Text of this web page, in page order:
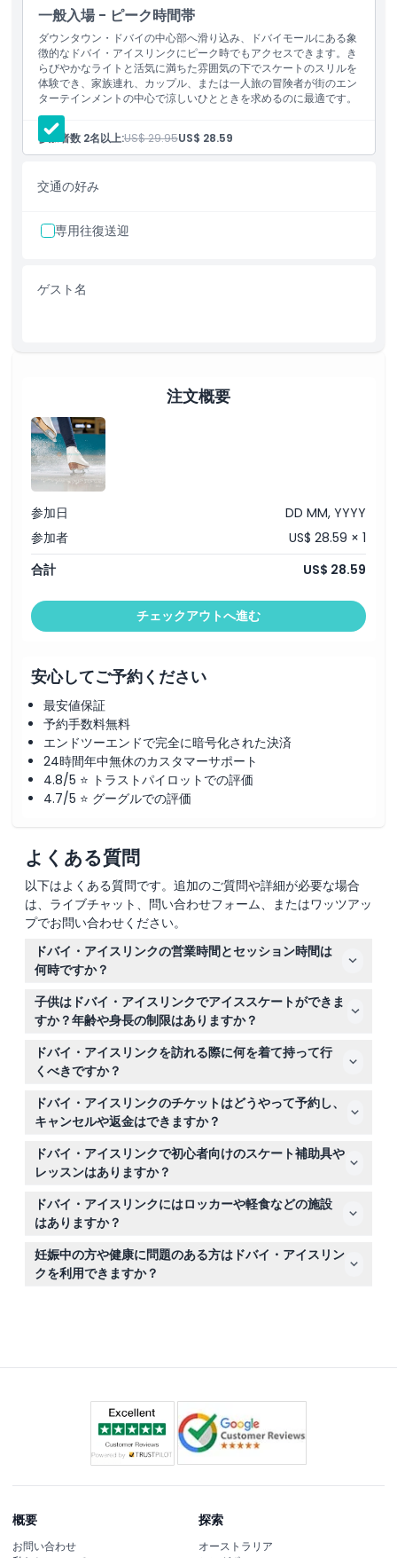
氷上を滑るにせよ、祝祭的な雰囲気に浸るにせよ、ドバイ・アイス
リンクは街で最も象徴的なロケーションの一つで忘れられない瞬間
を約束します。
ハイライト
含まれるもの
子供／大人ポリシー
対象外
場所
服装規定
キャンセルポリシー
一般入場 - ピーク時間帯
ダウンタウン・ドバイの中心部へ滑り込み、ドバイモールにある象
徴的なドバイ・アイスリンクにピーク時でもアクセスできます。き
らびやかなライトと活気に満ちた雰囲気の下でスケートのスリルを
体験でき、家族連れ、カップル、または一人旅の冒険者が街のエン
ターテインメントの中心で涼しいひとときを求めるのに最適です。
参加者数 2名以上:US$ 29.95US$ 28.59
交通の好み
専用往復送迎
ゲスト名
注文概要
参加日
DD MM, YYYY
参加者
US$ 28.59 × 1
合計
US$ 28.59
チェックアウトへ進む
安心してご予約ください
最安値保証
予約手数料無料
エンドツーエンドで完全に暗号化された決済
24時間年中無休のカスタマーサポート
4.8/5 ⭐ トラストパイロットでの評価
4.7/5 ⭐ グーグルでの評価
よくある質問
以下はよくある質問です。追加のご質問や詳細が必要な場合
は、ライブチャット、問い合わせフォーム、またはワッツアッ
プでお問い合わせください。
ドバイ・アイスリンクの営業時間とセッション時間は
何時ですか？
ドバイ・アイスリンクは毎日午前10時から午後11時45分ま
で営業しており、1.5時間の複数のスケートセッションが
利用可能です。パブリックスケート、ディスコナイト、降
雪セッションなどがあります。最終セッションは午後5時
に開始します（変更されることがありますので、ご予約時
子供はドバイ・アイスリンクでアイススケートができま
すか？年齢や身長の制限はありますか？
子供はスケートするために少なくとも身長100cmである
必要があり、5歳未満の子供は有料の大人の同伴が必要で
す。身長1メートル未満の子供には無料で安全ヘルメット
が提供され、アイスバイクは最低身長120cmが必要で
す。
ドバイ・アイスリンクを訪れる際に何を着て持って行
くべきですか？
快適で暖かい服装、厚手の靴下、手袋を着用して寒さから
身を守るのが最適です。アイスバイクやeバイクを利用す
る場合は、タイトなパンツと完全に閉じたスポーツシュー
ズが必要であり、長くてゆったりした服装は避けてくださ
い。
ドバイ・アイスリンクのチケットはどうやって予約し、
キャンセルや返金はできますか？
ドバイ・アイスリンクのチケットは、このウェブサイト上
で簡単にオンライン予約できます。チケットは返金不可
で、いかなる場合もキャンセルはできませんのでご了承く
ださい。
ドバイ・アイスリンクで初心者向けのスケート補助具や
レッスンはありますか？
はい、ペンギンや雪だるま、アザラシといったスケート補
助具をレンタルして初心者を助けることができます。プロ
のコーチングセッションも提供されており、事前予約をお
すすめします。
ドバイ・アイスリンクにはロッカーや軽食などの施設
はありますか？
スケートセッション中に利用できるロッカーのレンタルが
あり、場内には軽食バーもあります。観覧席も用意されて
いるので、友人や家族も楽しむ様子を見られます。
妊娠中の方や健康に問題のある方はドバイ・アイスリン
クを利用できますか？
概要
お問い合わせ
探索
オーストラリア